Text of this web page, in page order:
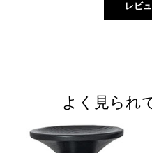
よく見られ